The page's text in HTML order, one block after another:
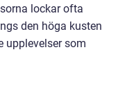
lockar ofta
den höga kusten
upplevelser som